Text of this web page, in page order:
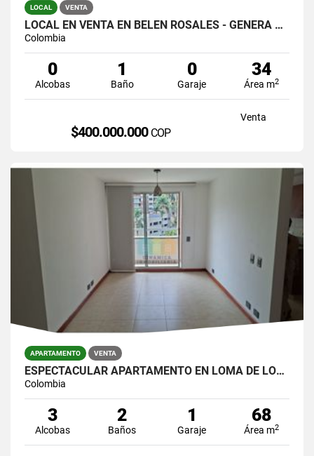
LOCAL VENTA
LOCAL EN VENTA EN BELEN ROSALES - GENERA RENTA
Colombia
0
Alcobas
1
Baño
0
Garaje
34
Área m2
Venta
$400.000.000 COP
APARTAMENTO VENTA
ESPECTACULAR APARTAMENTO EN LOMA DE LOS BERNAL
Colombia
3
Alcobas
2
Baños
1
Garaje
68
Área m2